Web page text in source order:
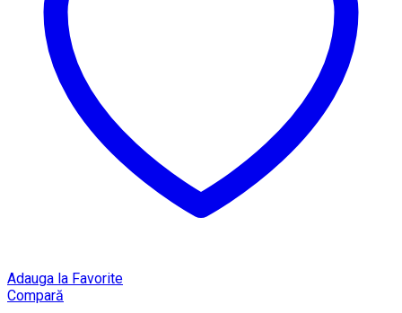
Adauga la Favorite
Compară